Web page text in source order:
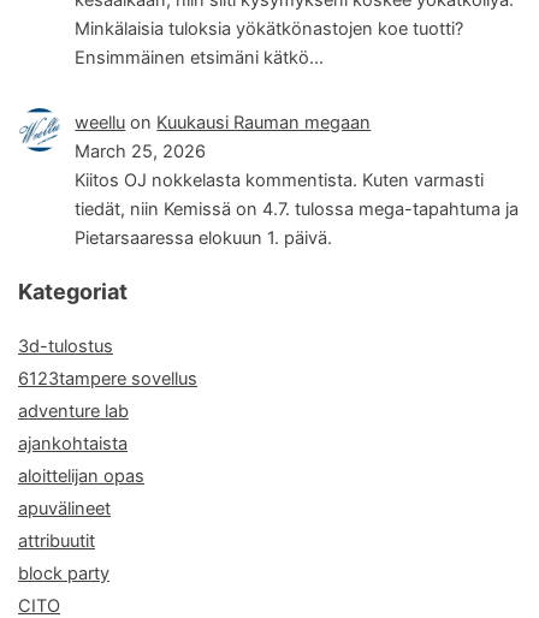
Minkälaisia tuloksia yökätkönastojen koe tuotti?
Ensimmäinen etsimäni kätkö…
weellu on Kuukausi Rauman megaan
March 25, 2026
Kiitos OJ nokkelasta kommentista. Kuten varmasti
tiedät, niin Kemissä on 4.7. tulossa mega-tapahtuma ja
Pietarsaaressa elokuun 1. päivä.
Kategoriat
3d-tulostus
6123tampere sovellus
adventure lab
ajankohtaista
aloittelijan opas
apuvälineet
attribuutit
block party
CITO